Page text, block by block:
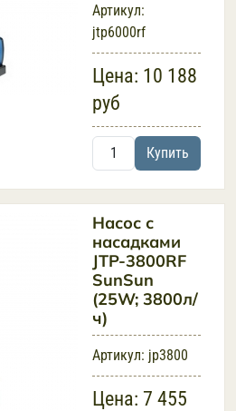
Артикул:
jtp6000rf
Цена: 10 188
руб
Купить
Насос с
насадками
JTP-3800RF
SunSun
(25W; 3800л/
ч)
Артикул: jp3800
Цена: 7 455